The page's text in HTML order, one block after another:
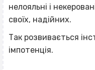
нелояльні і
своїх, надійних.
Так розвивається
імпотенція.